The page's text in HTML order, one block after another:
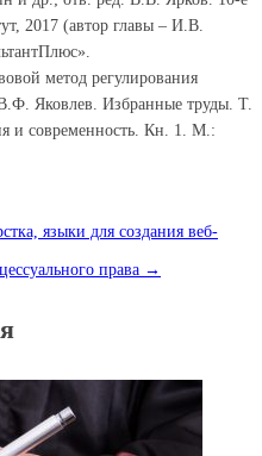
2017 (автор главы – И.В.
метод регулирования
Яковлев. Избранные труды. Т.
и современность. Кн. 1. М.:
языки для создания веб-
права →